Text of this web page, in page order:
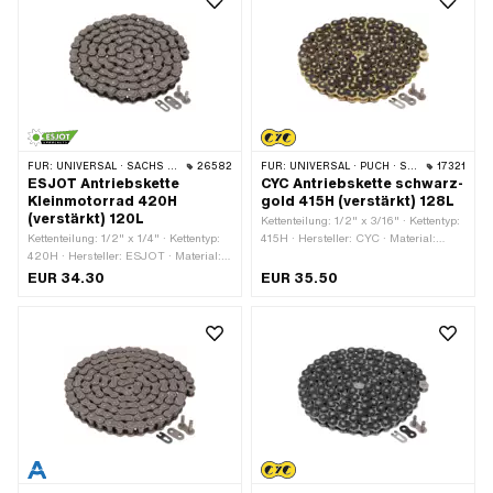
FÜR: UNIVERSAL · SACHS · KREIDLER 26582
ESJOT Antriebskette
Kleinmotorrad 420H
(verstärkt) 120L
Kettenteilung: 1/2" x 1/4" · Kettentyp:
420H · Hersteller: ESJOT · Material:
Stahl · Oberfläche: roh · Anzahl
EUR 34.30
FÜR: UNIVERSAL · PUCH · SACHS · PONY / CILO (BETA 521 & 512) · ZÜNDAPP BELMONDO · TOMOS · BYE BIKE 17321
CYC Antriebskette schwarz-
gold 415H (verstärkt) 128L
Kettenteilung: 1/2" x 3/16" · Kettentyp:
415H · Hersteller: CYC · Material:
gold · Farbe: schwarz · Anzahl
EUR 35.50